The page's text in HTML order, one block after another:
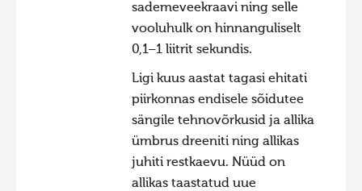
sademeveekraavi ning selle
vooluhulk on hinnanguliselt
0,1–1 liitrit sekundis.
Ligi kuus aastat tagasi ehitati
piirkonnas endisele sõidutee
sängile tehnovõrkusid ja allika
ümbrus dreeniti ning allikas
juhiti restkaevu. Nüüd on
allikas taastatud uue